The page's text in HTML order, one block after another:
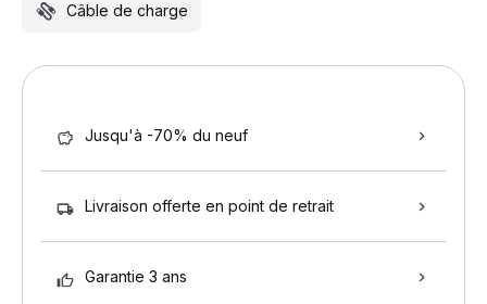
Câble de charge
Jusqu'à -70% du neuf
Livraison offerte en point de retrait
Garantie 3 ans